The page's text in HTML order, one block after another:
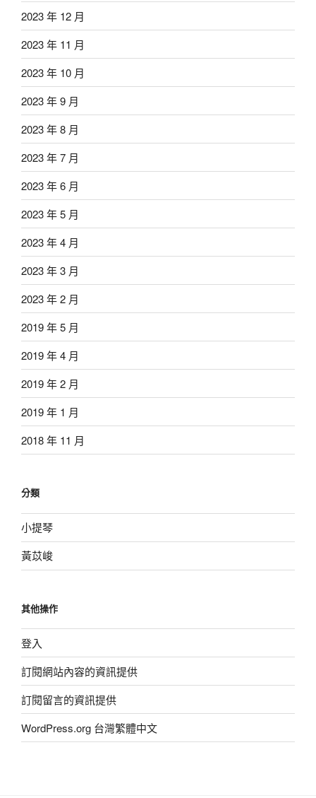
2023 年 12 月
2023 年 11 月
2023 年 10 月
2023 年 9 月
2023 年 8 月
2023 年 7 月
2023 年 6 月
2023 年 5 月
2023 年 4 月
2023 年 3 月
2023 年 2 月
2019 年 5 月
2019 年 4 月
2019 年 2 月
2019 年 1 月
2018 年 11 月
分類
小提琴
黃苡峻
其他操作
登入
訂閱網站內容的資訊提供
訂閱留言的資訊提供
WordPress.org 台灣繁體中文